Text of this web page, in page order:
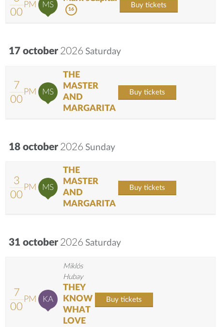
00
PM MS
16
Buy tickets
17 october 2026 Saturday
7
00
PM MS
THE
MASTER
AND
MARGARITA
Buy tickets
18 october 2026 Sunday
3
00
PM MS
THE
MASTER
AND
MARGARITA
Buy tickets
31 october 2026 Saturday
7
00
PM KA
Miklós
Hubay
THEY
KNOW
WHAT
LOVE
Buy tickets